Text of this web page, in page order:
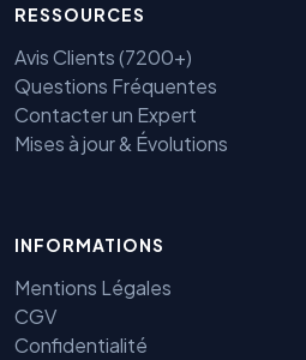
RESSOURCES
Avis Clients (7200+)
Questions Fréquentes
Contacter un Expert
Mises à jour & Évolutions
INFORMATIONS
Mentions Légales
CGV
Confidentialité